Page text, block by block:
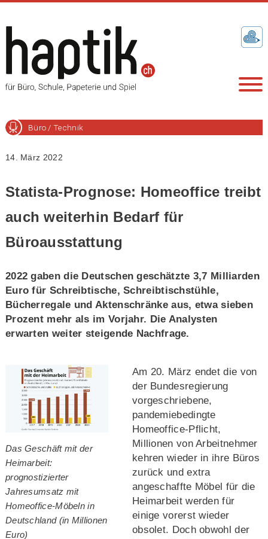
Büro / Technik
14. März 2022
Statista-Prognose: Homeoffice treibt
auch weiterhin Bedarf für
Büroausstattung
2022 gaben die Deutschen geschätzte 3,7 Milliarden
Euro für Schreibtische, Schreibtischstühle,
Bücherregale und Aktenschränke aus, etwa sieben
Prozent mehr als im Vorjahr. Die Analysten
erwarten weiter steigende Nachfrage.
Das Geschäft mit der
Heimarbeit:
prognostizierter
Jahresumsatz mit
Homeoffice-Möbeln in
Deutschland (in Millionen
Euro)
Am 20. März endet die von
der Bundesregierung
vorgeschriebene,
pandemiebedingte
Homeoffice-Pflicht,
Millionen von Arbeitnehmer
kehren wieder in ihre Büros
zurück und extra
angeschaffte Möbel für die
Heimarbeit werden für
einige vorerst wieder
obsolet. Doch obwohl der